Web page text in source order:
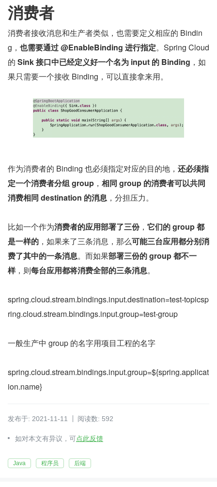
消费者
消费者接收消息和生产者类似，也需要定义相应的 Bindin
g， 也需要通过 @EnableBinding 进行指定。Spring Cloud
的 Sink 接口中已经定义好一个名为 input 的 Binding ，如
果只需要一个接收 Binding，可以直接拿来用。
作为消费者的 Binding 也必须指定对应的目的地， 还必须指
定一个消费者分组 group ， 相同 group 的消费者可以共同
消费相同 destination 的消息 ，分担压力。
比如一个作为消费者的应用部署了三份， 它们的 group 都
是一样的 ，如果来了三条消息，那么可能三台应用都分别消
费了其中的一条消息。而如果部署三份的 group 都不一
样，则每台应用都将消费全部的三条消息。
spring.cloud.stream.bindings.input.destination=test-topicsp
ring.cloud.stream.bindings.input.group=test-group
一般生产中 group 的名字用项目工程的名字
spring.cloud.stream.bindings.input.group=${spring.applicat
ion.name}
发布于: 2021-11-11 阅读数: 592
如对本文有异议，可点此反馈
Java 程序员 后端